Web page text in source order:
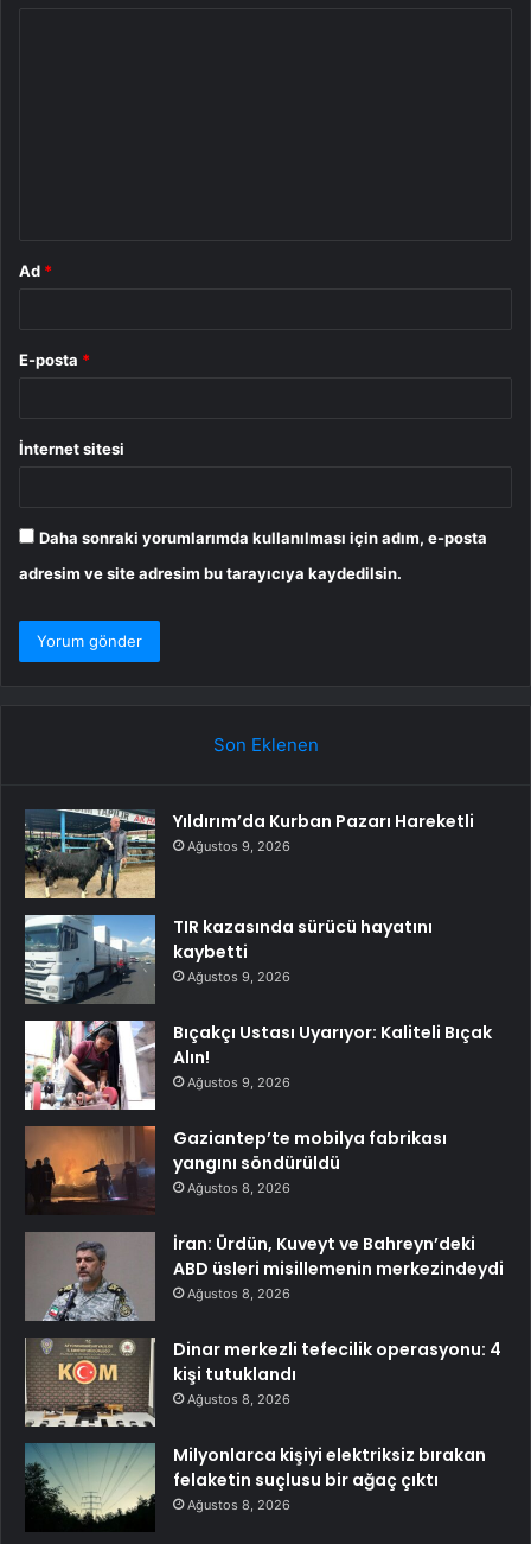
Ad *
E-posta *
İnternet sitesi
Daha sonraki yorumlarımda kullanılması için adım, e-posta
adresim ve site adresim bu tarayıcıya kaydedilsin.
Son Eklenen
Yıldırım’da Kurban Pazarı Hareketli
Ağustos 9, 2026
TIR kazasında sürücü hayatını
kaybetti
Ağustos 9, 2026
Bıçakçı Ustası Uyarıyor: Kaliteli Bıçak
Alın!
Ağustos 9, 2026
Gaziantep’te mobilya fabrikası
yangını söndürüldü
Ağustos 8, 2026
İran: Ürdün, Kuveyt ve Bahreyn’deki
ABD üsleri misillemenin merkezindeydi
Ağustos 8, 2026
Dinar merkezli tefecilik operasyonu: 4
kişi tutuklandı
Ağustos 8, 2026
Milyonlarca kişiyi elektriksiz bırakan
felaketin suçlusu bir ağaç çıktı
Ağustos 8, 2026